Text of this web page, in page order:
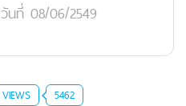
วันที่ 08/06/2549
VIEWS 5462